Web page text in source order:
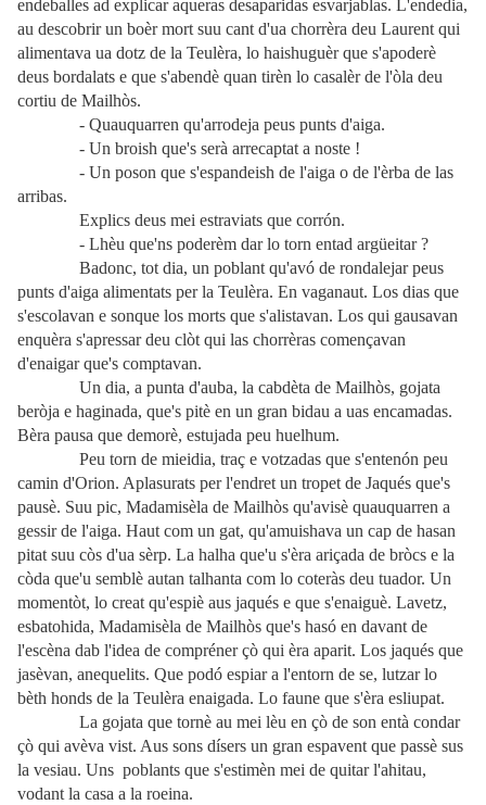
endeballes ad explicar aqueras desaparidas esvarjablas. L'endedia,
au descobrir un boèr mort suu cant d'ua chorrèra deu Laurent qui
alimentava ua dotz de la Teulèra, lo haishuguèr que s'apoderè
deus bordalats e que s'abendè quan tirèn lo casalèr de l'òla deu
cortiu de Mailhòs.
- Quauquarren qu'arrodeja peus punts d'aiga.
- Un broish que's serà arrecaptat a noste !
- Un poson que s'espandeish de l'aiga o de l'èrba de las
arribas.
Explics deus mei estraviats que corrón.
- Lhèu que'ns poderèm dar lo torn entad argüeitar ?
Badonc, tot dia, un poblant qu'avó de rondalejar peus
punts d'aiga alimentats per la Teulèra. En vaganaut. Los dias que
s'escolavan e sonque los morts que s'alistavan. Los qui gausavan
enquèra s'apressar deu clòt qui las chorrèras començavan
d'enaigar que's comptavan.
Un dia, a punta d'auba, la cabdèta de Mailhòs, gojata
beròja e haginada, que's pitè en un gran bidau a uas encamadas.
Bèra pausa que demorè, estujada peu huelhum.
Peu torn de mieidia, traç e votzadas que s'entenón peu
camin d'Orion. Aplasurats per l'endret un tropet de Jaqués que's
pausè. Suu pic, Madamisèla de Mailhòs qu'avisè quauquarren a
gessir de l'aiga. Haut com un gat, qu'amuishava un cap de hasan
pitat suu còs d'ua sèrp. La halha que'u s'èra ariçada de bròcs e la
còda que'u semblè autan talhanta com lo coteràs deu tuador. Un
momentòt, lo creat qu'espiè aus jaqués e que s'enaiguè. Lavetz,
esbatohida, Madamisèla de Mailhòs que's hasó en davant de
l'escèna dab l'idea de compréner çò qui èra aparit. Los jaqués que
jasèvan, anequelits. Que podó espiar a l'entorn de se, lutzar lo
bèth honds de la Teulèra enaigada. Lo faune que s'èra esliupat.
La gojata que tornè au mei lèu en çò de son entà condar
çò qui avèva vist. Aus sons dísers un gran espavent que passè sus
la vesiau. Uns poblants que s'estimèn mei de quitar l'ahitau,
vodant la casa a la roeina.